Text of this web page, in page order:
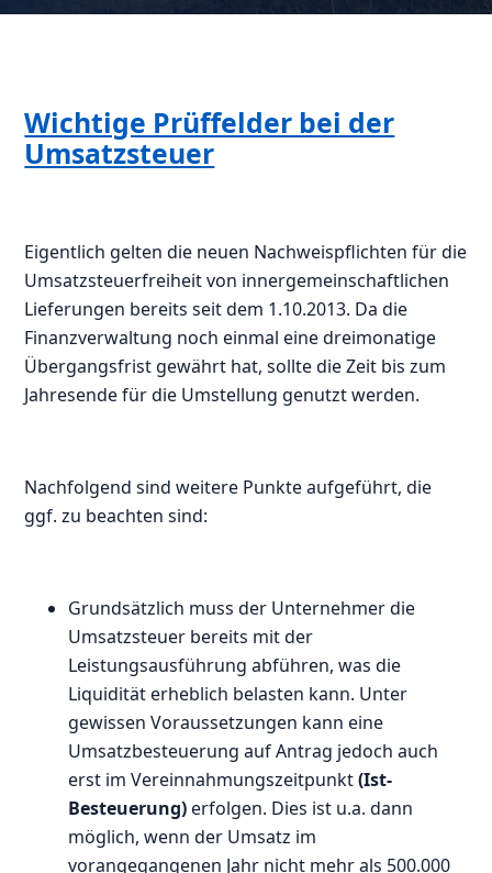
Wichtige Prüffelder bei der
Umsatzsteuer
Eigentlich gelten die neuen Nachweispflichten für die
Umsatzsteuerfreiheit von innergemeinschaftlichen
Lieferungen bereits seit dem 1.10.2013. Da die
Finanzverwaltung noch einmal eine dreimonatige
Übergangsfrist gewährt hat, sollte die Zeit bis zum
Jahresende für die Umstellung genutzt werden.
Nachfolgend sind weitere Punkte aufgeführt, die
ggf. zu beachten sind:
Grundsätzlich muss der Unternehmer die
Umsatzsteuer bereits mit der
Leistungsausführung abführen, was die
Liquidität erheblich belasten kann. Unter
gewissen Voraussetzungen kann eine
Umsatzbesteuerung auf Antrag jedoch auch
erst im Vereinnahmungszeitpunkt(Ist-
Besteuerung)erfolgen. Dies ist u.a. dann
möglich, wenn der Umsatz im
vorangegangenen Jahr nicht mehr als 500.000